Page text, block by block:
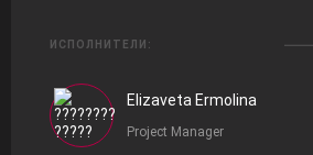
ИСПОЛНИТЕЛИ:
Elizaveta Ermolina
Project Manager